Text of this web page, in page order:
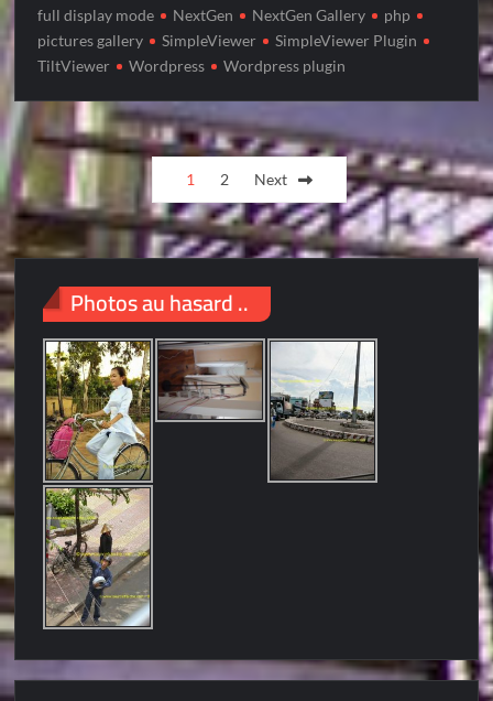
full display mode NextGen NextGen Gallery
php
pictures gallery
SimpleViewer
SimpleViewer Plugin
TiltViewer
Wordpress Wordpress plugin
Posts
pagination 1 2 Next
Photos au hasard ..